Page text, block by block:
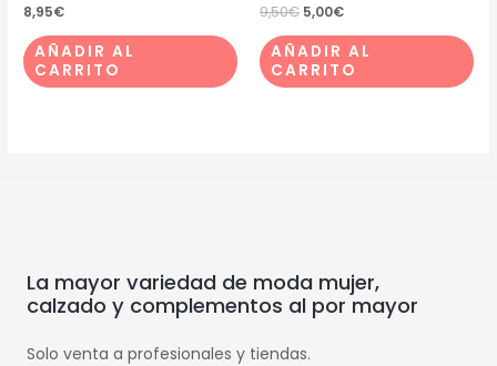
8,95€
AÑADIR AL
CARRITO
9,50€ 5,00€
AÑADIR AL
CARRITO
La mayor variedad de moda mujer,
calzado y complementos al por mayor
Solo venta a profesionales y tiendas.